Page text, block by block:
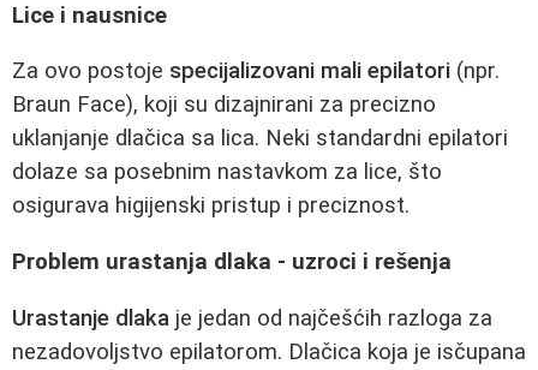
Lice i nausnice
Za ovo postoje specijalizovani mali epilatori (npr.
Braun Face), koji su dizajnirani za precizno
uklanjanje dlačica sa lica. Neki standardni epilatori
dolaze sa posebnim nastavkom za lice, što
osigurava higijenski pristup i preciznost.
Problem urastanja dlaka - uzroci i rešenja
Urastanje dlaka je jedan od najčešćih razloga za
nezadovoljstvo epilatorom. Dlačica koja je isčupana